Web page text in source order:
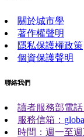
關於城市學
著作權聲明
隱私保護權政策
個資保護聲明
聯絡我們
讀者服務部電話
服務信箱：
時間：週一至週